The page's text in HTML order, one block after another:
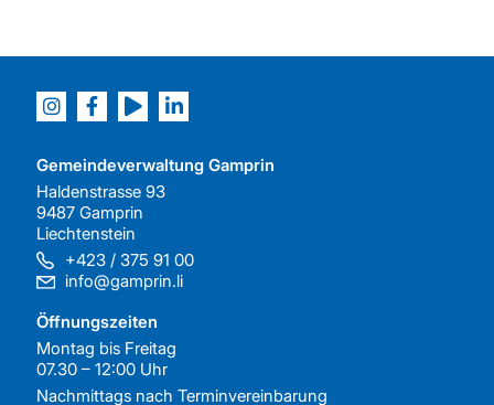
Gemeindeverwaltung Gamprin
Haldenstrasse 93
9487 Gamprin
Liechtenstein
+423 / 375 91 00
info@gamprin.li
Öffnungszeiten
Montag bis Freitag
07.30 – 12:00 Uhr
Nachmittags nach Terminvereinbarung